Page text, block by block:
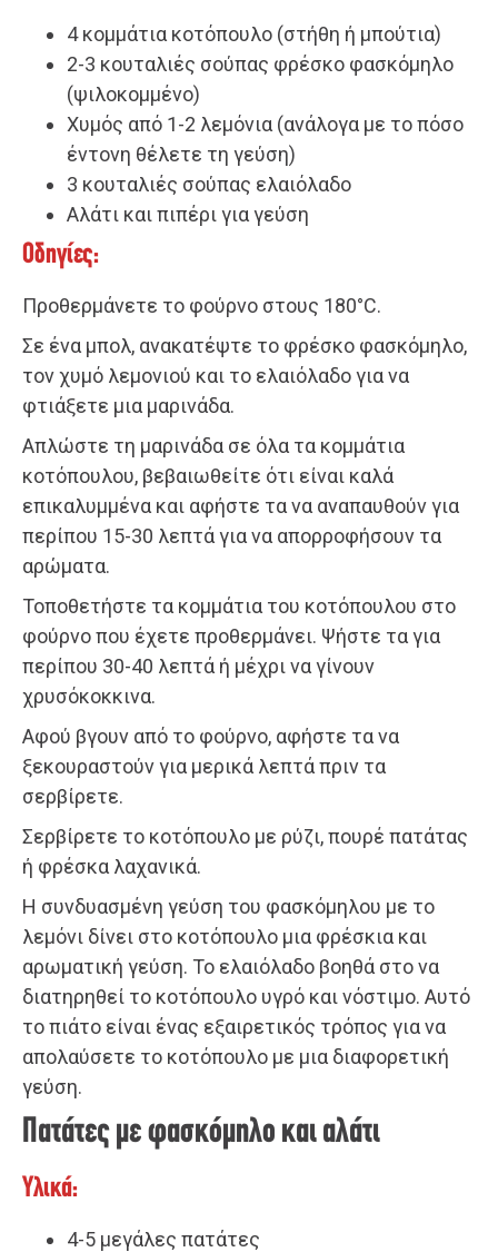
4 κομμάτια κοτόπουλο (στήθη ή μπούτια)
2-3 κουταλιές σούπας φρέσκο φασκόμηλο
(ψιλοκομμένο)
Χυμός από 1-2 λεμόνια (ανάλογα με το πόσο
έντονη θέλετε τη γεύση)
3 κουταλιές σούπας ελαιόλαδο
Αλάτι και πιπέρι για γεύση
Οδηγίες:
Προθερμάνετε το φούρνο στους 180°C.
Σε ένα μπολ, ανακατέψτε το φρέσκο φασκόμηλο,
τον χυμό λεμονιού και το ελαιόλαδο για να
φτιάξετε μια μαρινάδα.
Απλώστε τη μαρινάδα σε όλα τα κομμάτια
κοτόπουλου, βεβαιωθείτε ότι είναι καλά
επικαλυμμένα και αφήστε τα να αναπαυθούν για
περίπου 15-30 λεπτά για να απορροφήσουν τα
αρώματα.
Τοποθετήστε τα κομμάτια του κοτόπουλου στο
φούρνο που έχετε προθερμάνει. Ψήστε τα για
περίπου 30-40 λεπτά ή μέχρι να γίνουν
χρυσόκοκκινα.
Αφού βγουν από το φούρνο, αφήστε τα να
ξεκουραστούν για μερικά λεπτά πριν τα
σερβίρετε.
Σερβίρετε το κοτόπουλο με ρύζι, πουρέ πατάτας
ή φρέσκα λαχανικά.
Η συνδυασμένη γεύση του φασκόμηλου με το
λεμόνι δίνει στο κοτόπουλο μια φρέσκια και
αρωματική γεύση. Το ελαιόλαδο βοηθά στο να
διατηρηθεί το κοτόπουλο υγρό και νόστιμο. Αυτό
το πιάτο είναι ένας εξαιρετικός τρόπος για να
απολαύσετε το κοτόπουλο με μια διαφορετική
γεύση.
Πατάτες με φασκόμηλο και αλάτι
Υλικά:
4-5 μεγάλες πατάτες